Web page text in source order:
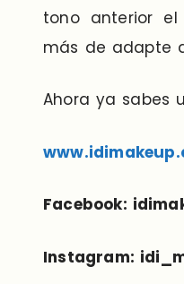
tono anterior
más de adapte
Ahora ya sabes
Facebook:
Instagram: